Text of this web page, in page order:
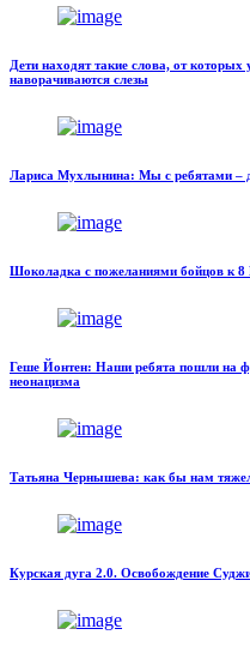
Дети находят такие слова, от
наворачиваются слезы
Лариса Мухлынина: Мы с ребятами –
Шоколадка с пожеланиями бойцов к 8
Геше Йонтен: Наши ребята пошли на
неонацизма
Татьяна Чернышева: как бы нам
Курская дуга 2.0. Освобождение